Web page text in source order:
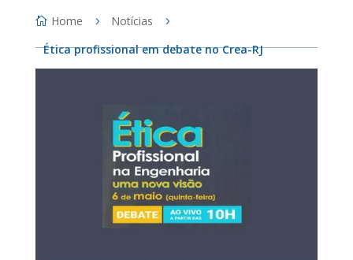
Home
Notícias
Ética profissional em debate no Crea-RJ